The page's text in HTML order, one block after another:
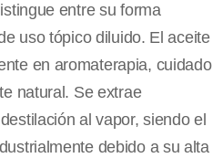
entre su forma
uso tópico diluido. El aceite
en aromaterapia, cuidado
natural. Se extrae
al vapor, siendo el
debido a su alta